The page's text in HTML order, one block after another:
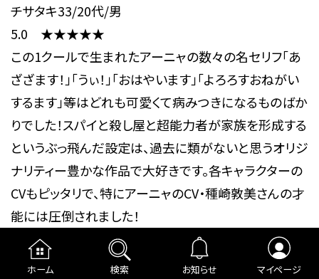
ホーム 検索 お知らせ マイページ
チサタキ33/20代/男
5.0 ★★★★★
この1クールで生まれたアーニャの数々の名セリフ「あ
ざざます！」「うぃ！」「おはやいます」「よろろすおねがい
するます」等はどれも可愛くて病みつきになるものばか
りでした！スパイと殺し屋と超能力者が家族を形成する
というぶっ飛んだ設定は、過去に類がないと思うオリジ
ナリティー豊かな作品で大好きです。各キャラクターの
CVもピッタリで、特にアーニャのCV・種崎敦美さんの才
能には圧倒されました！
投稿日：2024.6.23